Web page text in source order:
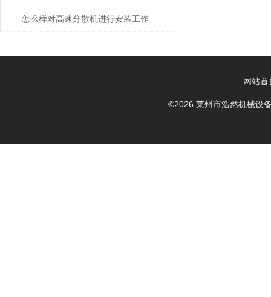
怎么样对高速分散机进行安装工作
网站首
©2026 莱州市浩然机械